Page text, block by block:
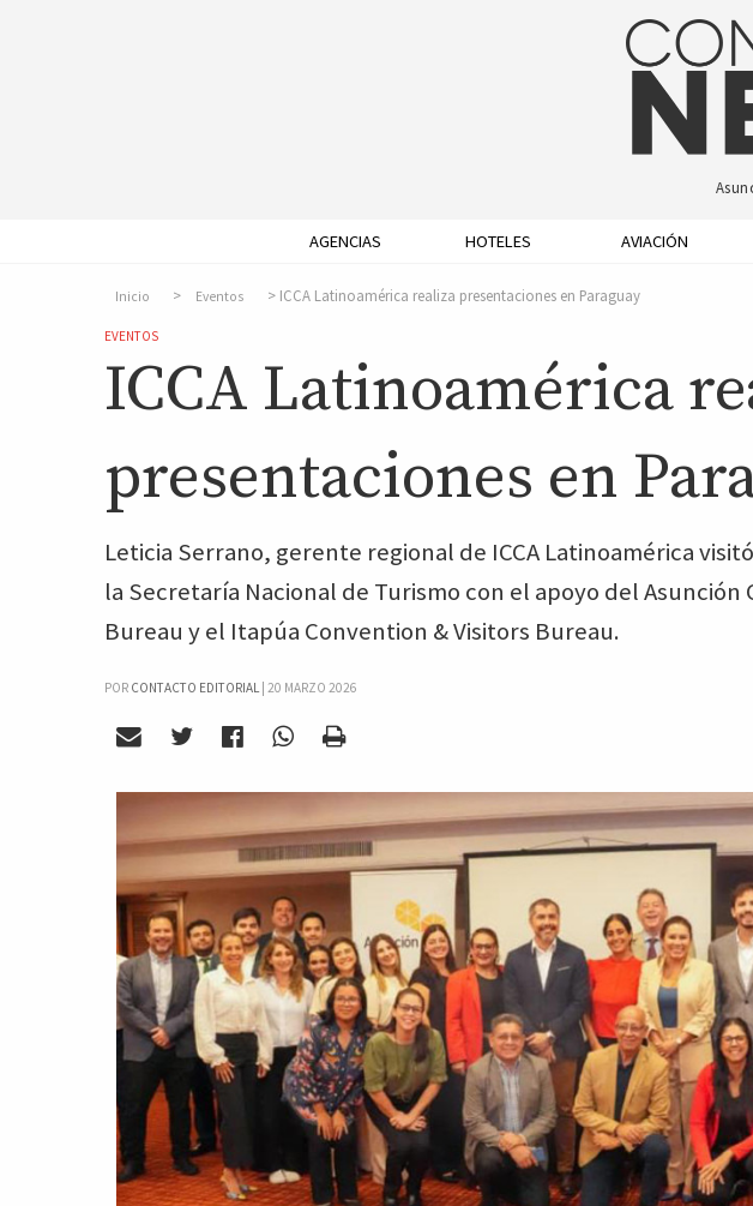
AGENCIAS HOTELES AVIACIÓN
Inicio Eventos ICCA Latinoamérica realiza presentaciones en Paraguay
EVENTOS
ICCA Latinoamérica
presentaciones en
Leticia Serrano, gerente regional de ICCA Latinoamérica
la Secretaría Nacional de Turismo con el apoyo del Asunción
Bureau y el Itapúa Convention & Visitors Bureau.
POR CONTACTO EDITORIAL | 20 MARZO 2026